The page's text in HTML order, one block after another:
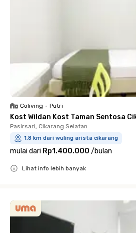
Coliving • Putri
Kost Wildan Kost Taman Sentosa
Pasirsari, Cikarang Selatan
1.8 km dari wuling arista cikarang
mulai dari Rp1.400.000 /bulan
Lihat info lebih banyak